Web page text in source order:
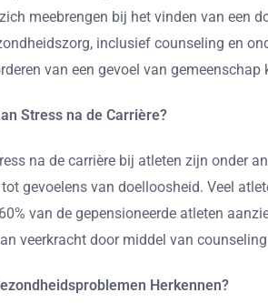
meebrengen bij het vinden van een
inclusief counseling en
van een gevoel van
Stress na de Carrière?
na de carrière bij atleten zijn onder
gevoelens van doelloosheid. Veel
van de gepensioneerde atleten
veerkracht door middel van
Herkennen?